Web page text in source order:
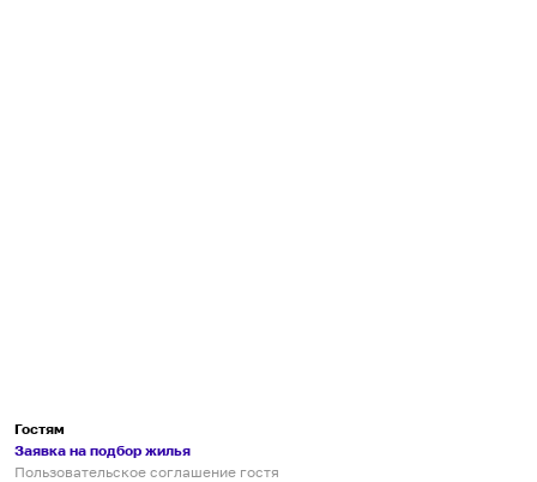
Гостям
Заявка на подбор жилья
Пользовательское соглашение гостя